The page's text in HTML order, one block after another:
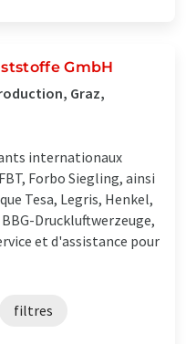
GmbH
Graz,
internationaux
Forbo Siegling, ainsi
Tesa, Legris, Henkel,
Druckluftwerzeuge,
et d'assistance pour
filtres